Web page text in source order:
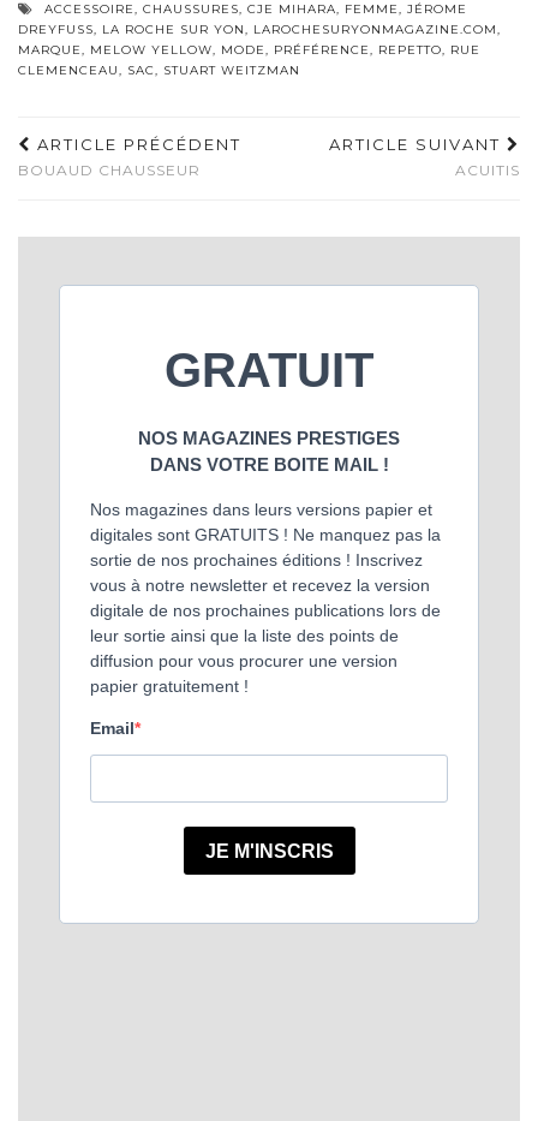
ACCESSOIRE, CHAUSSURES, CJE MIHARA, FEMME, JÉROME
DREYFUSS, LA ROCHE SUR YON, LAROCHESURYONMAGAZINE.COM,
MARQUE, MELOW YELLOW, MODE, PRÉFÉRENCE, REPETTO, RUE
CLEMENCEAU, SAC, STUART WEITZMAN
ARTICLE PRÉCÉDENT
BOUAUD CHAUSSEUR
ARTICLE SUIVANT
ACUITIS